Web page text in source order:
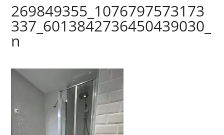
269849355_1076797573173
337_6013842736450439030_
n